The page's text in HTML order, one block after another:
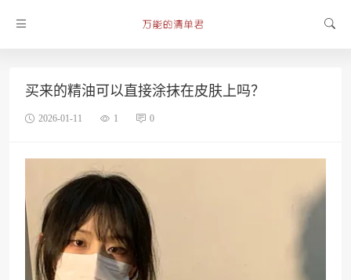
买来的精油可以直接涂抹在皮肤上吗？
2026-01-11 1 0